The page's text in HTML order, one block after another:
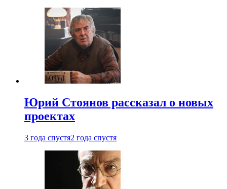
Юрий Стоянов рассказал о новых
проектах
3 года спустя2 года спустя